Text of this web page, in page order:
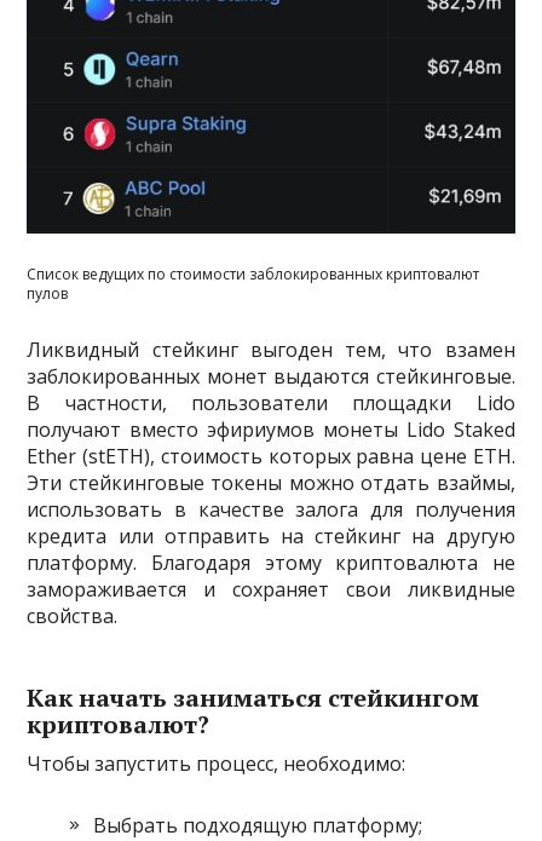
Список ведущих по стоимости заблокированных криптовалют
пулов
Ликвидный стейкинг выгоден тем, что взамен
заблокированных монет выдаются стейкинговые.
В частности, пользователи площадки Lido
получают вместо эфириумов монеты Lido Staked
Ether (stETH), стоимость которых равна цене ETH.
Эти стейкинговые токены можно отдать взаймы,
использовать в качестве залога для получения
кредита или отправить на стейкинг на другую
платформу. Благодаря этому криптовалюта не
замораживается и сохраняет свои ликвидные
свойства.
Как начать заниматься стейкингом
криптовалют?
Чтобы запустить процесс, необходимо:
Выбрать подходящую платформу;